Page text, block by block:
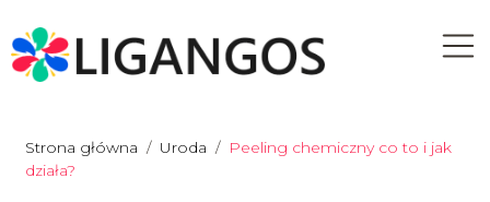
Strona główna / Uroda / Peeling chemiczny co to i jak
działa?